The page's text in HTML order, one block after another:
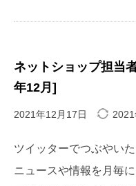
ネットショップ担当
年12月]
2021年12月17日
ツイッターでつぶやい
ニュースや情報を月毎